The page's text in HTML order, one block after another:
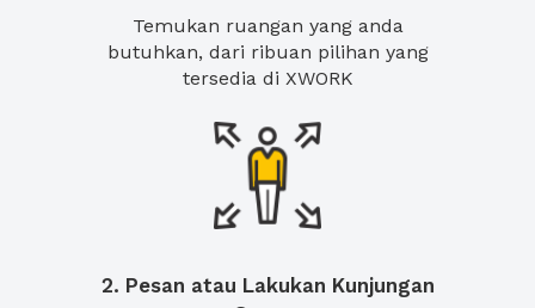
Temukan ruangan yang anda
butuhkan, dari ribuan pilihan yang
tersedia di XWORK
2. Pesan atau Lakukan Kunjungan